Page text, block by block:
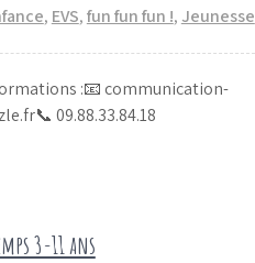
, EVS,fun fun fun !, Jeunesse
:📧 communication-
09.88.33.84.18
3-11 ans